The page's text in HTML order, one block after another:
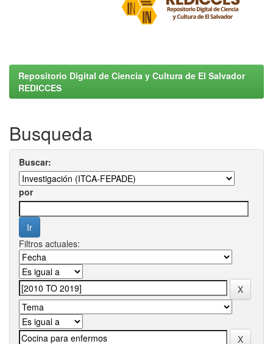
Repositorio Digital de Ciencia y Cultura de El Salvador
REDICCES
Busqueda
Buscar:
por
Filtros actuales: